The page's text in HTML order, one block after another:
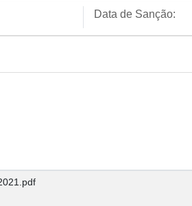
Data de Sanção: